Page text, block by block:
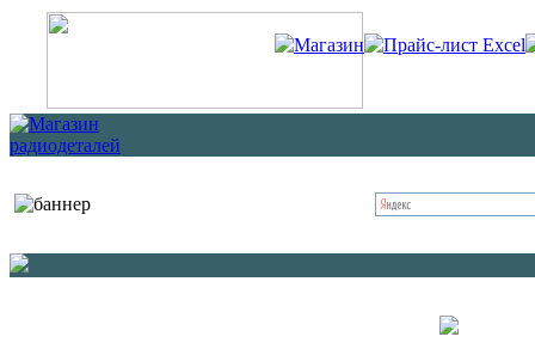
Магазин Прайс-лист Excel